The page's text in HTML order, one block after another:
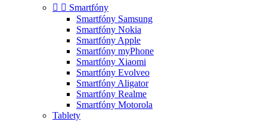
  Smartfóny
Smartfóny Samsung
Smartfóny Nokia
Smartfóny Apple
Smartfóny myPhone
Smartfóny Xiaomi
Smartfóny Evolveo
Smartfóny Aligator
Smartfóny Realme
Smartfóny Motorola
Tablety